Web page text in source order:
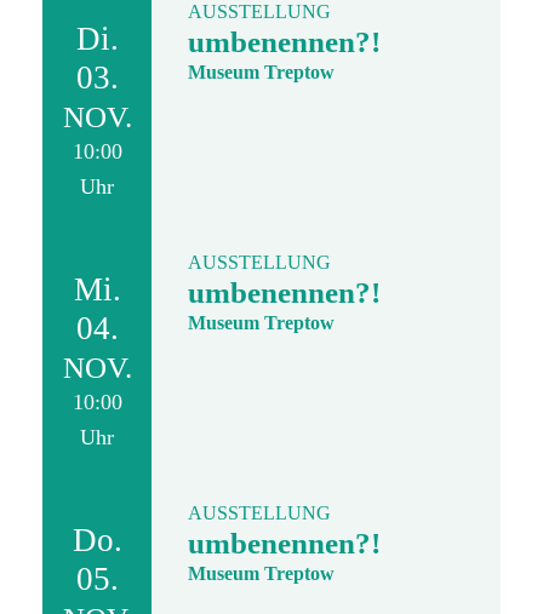
Di.
03.
NOV.
10:00
Uhr
AUSSTELLUNG
umbenennen?!
Museum Treptow
Mi.
04.
NOV.
10:00
Uhr
AUSSTELLUNG
umbenennen?!
Museum Treptow
Do.
05.
AUSSTELLUNG
umbenennen?!
Museum Treptow